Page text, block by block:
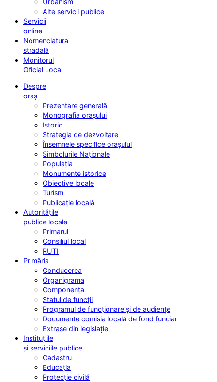
Alte servicii publice
Servicii
online
Nomenclatura
stradală
Monitorul
Oficial Local
Despre
oraș
Prezentare generală
Monografia orașului
Istoric
Strategia de dezvoltare
Însemnele specifice orașului
Simbolurile Naționale
Populația
Monumente istorice
Obiective locale
Turism
Publicație locală
Autoritățile
publice locale
Primarul
Consiliul local
RUTI
Primăria
Conducerea
Organigrama
Componența
Statul de funcții
Programul de funcționare și de audiențe
Documente comisia locală de fond funciar
Extrase din legislație
Instituțiile
și serviciile publice
Cadastru
Educația
Protecție civilă